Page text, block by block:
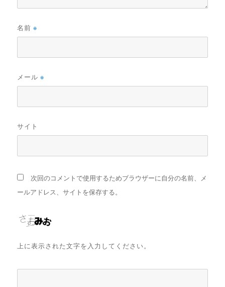
名前※
メール※
サイト
次回のコメントで使用するためブラウザーに自分の名前、メ
ールアドレス、サイトを保存する。
上に表示された文字を入力してください。